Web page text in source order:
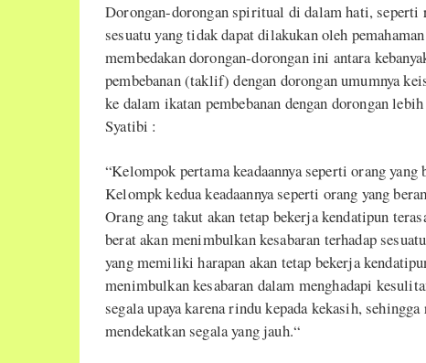
Dorongan-dorongan spiritual di dalam hati, seperti
sesuatu yang tidak dapat dilakukan oleh
membedakan dorongan-dorongan ini antara
pembebanan (taklif) dengan dorongan umumnya
ke dalam ikatan pembebanan dengan dorongan
Syatibi :
“Kelompok pertama keadaannya seperti orang
Kelompk kedua keadaannya seperti orang yang
Orang ang takut akan tetap bekerja kendatipun
berat akan menimbulkan kesabaran terhadap
yang memiliki harapan akan tetap bekerja
menimbulkan kesabaran dalam menghadapi
segala upaya karena rindu kepada kekasih,
mendekatkan segala yang jauh.“